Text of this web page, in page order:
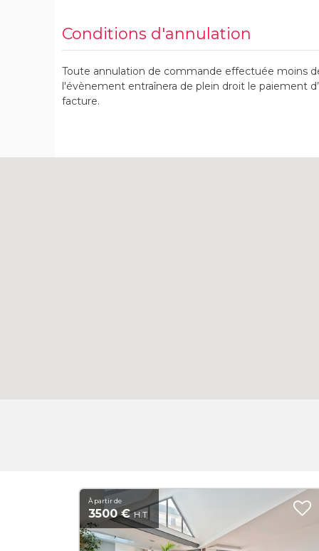
Conditions d'annulation
Toute annulation de commande effectuée moins
l'évènement entraînera de plein droit le paiement
facture.
À partir de
3500 €H.T